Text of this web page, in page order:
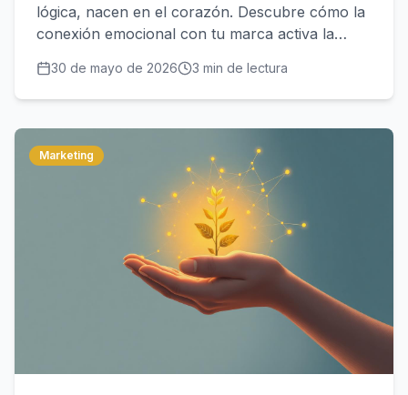
lógica, nacen en el corazón. Descubre cómo la
conexión emocional con tu marca activa la
en clientes fieles.
30 de mayo de 2026 3 min de lectura
Marketing